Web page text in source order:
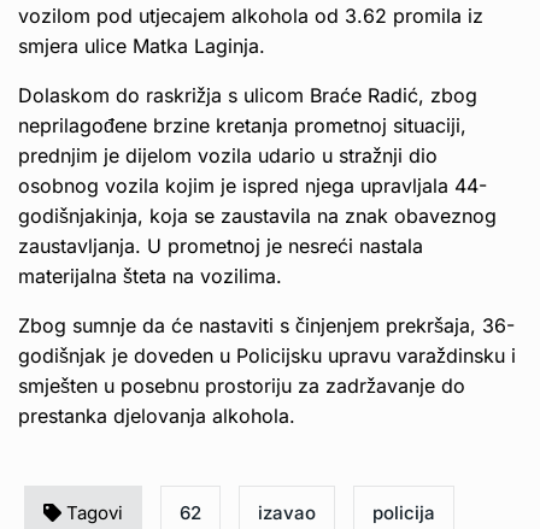
vozilom pod utjecajem alkohola od 3.62 promila iz
smjera ulice Matka Laginja.
Dolaskom do raskrižja s ulicom Braće Radić, zbog
neprilagođene brzine kretanja prometnoj situaciji,
prednjim je dijelom vozila udario u stražnji dio
osobnog vozila kojim je ispred njega upravljala 44-
godišnjakinja, koja se zaustavila na znak obaveznog
zaustavljanja. U prometnoj je nesreći nastala
materijalna šteta na vozilima.
Zbog sumnje da će nastaviti s činjenjem prekršaja, 36-
godišnjak je doveden u Policijsku upravu varaždinsku i
smješten u posebnu prostoriju za zadržavanje do
prestanka djelovanja alkohola.
Tagovi 62 izavao policija